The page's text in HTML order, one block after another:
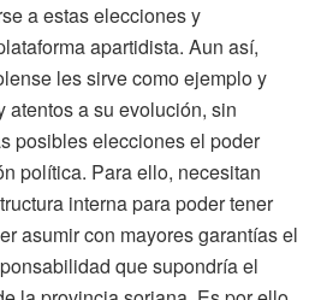
a estas elecciones y
apartidista. Aun así,
les sirve como ejemplo y
atentos a su evolución, sin
posibles elecciones el poder
política. Para ello, necesitan
interna para poder tener
asumir con mayores garantías el
que supondría el